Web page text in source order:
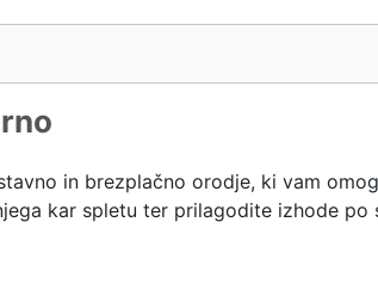
in brezplačno orodje, ki vam
kar spletu ter prilagodite izhode po